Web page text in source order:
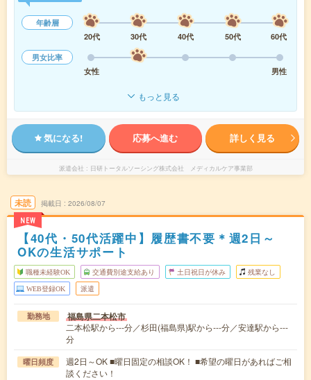
年齢層
20代
30代 40代 50代
60代
男女比率
女性
男性
もっと見る
気になる! 応募へ進む 詳しく見る
派遣会社 日研トータルソーシング株式会社 メディカルケア事業部
未読
NEW
掲載日 2026/08/07
【40代・50代活躍中】履歴書不要＊週2日～
OKの生活サポート
職種未経験OK 交通費別途支給あり 土日祝日が休み 残業なし
WEB登録OK 派遣
勤務地 福島県二本松市
二本松駅から---分／杉田(福島県)駅から---分／安達駅から---
分
曜日頻度
週2日～OK ■曜日固定の相談OK！ ■希望の曜日があればご相
談ください！